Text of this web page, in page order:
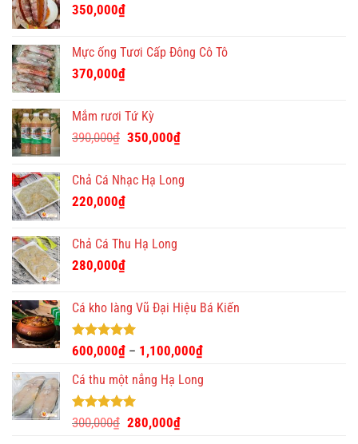
350,000₫
Mực ống Tươi Cấp Đông Cô Tô
370,000₫
Mắm rươi Tứ Kỳ
390,000₫ Giá
390,000₫.
350,000₫Giá
là:
Chả Cá Nhạc Hạ Long
220,000₫
Chả Cá Thu Hạ Long
280,000₫
Cá kho làng Vũ Đại Hiệu Bá Kiến
Được xếp
hạng
4.93
5 sao
600,000₫ – 1,100,000₫
Cá thu một nắng Hạ Long
Được xếp
hạng
5.00
300,000₫ Giá
280,000₫Giá